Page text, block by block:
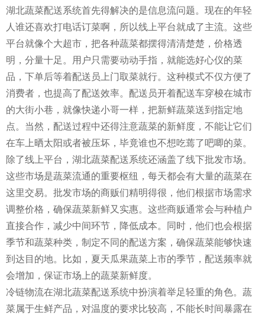
湖北蔬菜配送系统首先得解决的是信息流问题。现在的年轻
人谁还喜欢打电话订菜啊，所以线上平台就成了主流。这些
平台就像个大超市，把各种蔬菜都摆得清清楚楚，价格透
明，分量十足。用户只需要动动手指，就能选好心仪的菜
品，下单后等着配送员上门取菜就行。这种模式不仅方便了
消费者，也提高了配送效率。配送员开着配送车穿梭在城市
的大街小巷，就像快递小哥一样，把新鲜蔬菜送到指定地
点。当然，配送过程中还得注意蔬菜的新鲜度，不能让它们
在车上晒太阳或者被压坏，毕竟谁也不想吃蔫了吧唧的菜。
除了线上平台，湖北蔬菜配送系统还涵盖了线下批发市场。
这些市场是蔬菜流通的重要枢纽，每天都会有大量的蔬菜在
这里交易。批发市场的商贩们精明得很，他们根据市场需求
调整价格，确保蔬菜新鲜又实惠。这些商贩通常会与种植户
直接合作，减少中间环节，降低成本。同时，他们也会根据
季节和蔬菜种类，制定不同的配送方案，确保蔬菜能够快速
到达目的地。比如，夏天瓜果蔬菜上市的季节，配送频率就
会增加，保证市场上的蔬菜新鲜度。
冷链物流在湖北蔬菜配送系统中扮演着举足轻重的角色。蔬
菜属于生鲜产品，对温度的要求比较高，不能长时间暴露在